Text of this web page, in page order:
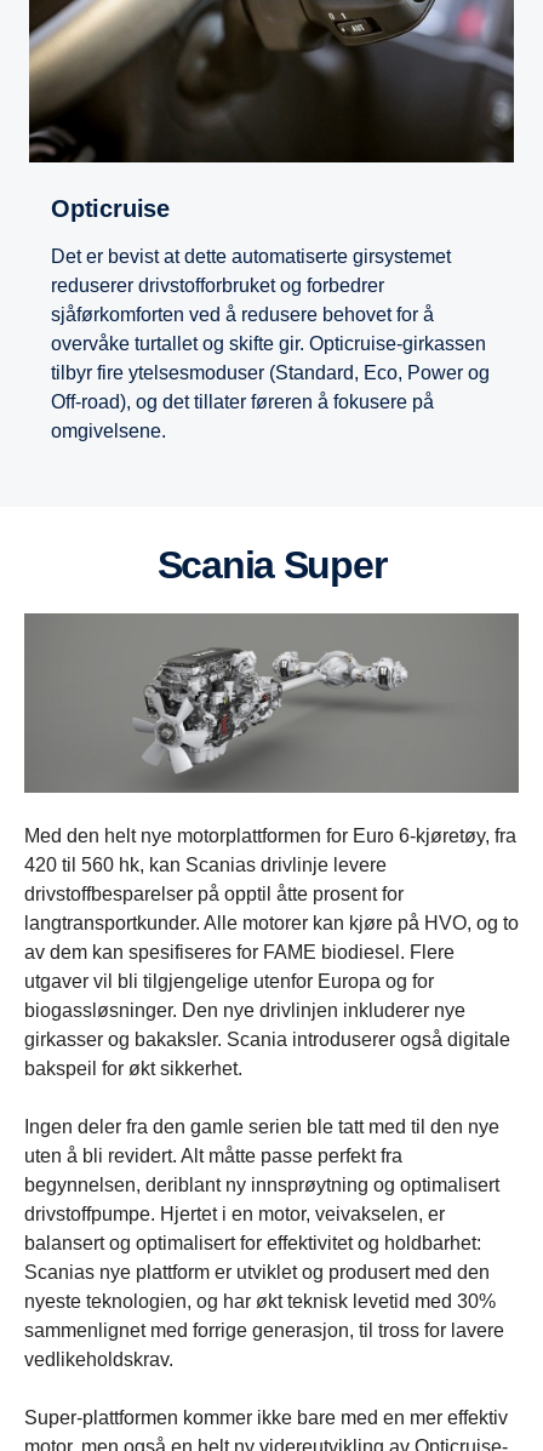
Opticruise
Det er bevist at dette automatiserte girsystemet
reduserer drivstofforbruket og forbedrer
sjåførkomforten ved å redusere behovet for å
overvåke turtallet og skifte gir. Opticruise-girkassen
tilbyr fire ytelsesmoduser (Standard, Eco, Power og
Off-road), og det tillater føreren å fokusere på
omgivelsene.
Scania Super
Med den helt nye motorplattformen for Euro 6-kjøretøy, fra
420 til 560 hk, kan Scanias drivlinje levere
drivstoffbesparelser på opptil åtte prosent for
langtransportkunder. Alle motorer kan kjøre på HVO, og to
av dem kan spesifiseres for FAME biodiesel. Flere
utgaver vil bli tilgjengelige utenfor Europa og for
biogassløsninger. Den nye drivlinjen inkluderer nye
girkasser og bakaksler. Scania introduserer også digitale
bakspeil for økt sikkerhet.
Ingen deler fra den gamle serien ble tatt med til den nye
uten å bli revidert. Alt måtte passe perfekt fra
begynnelsen, deriblant ny innsprøytning og optimalisert
drivstoffpumpe. Hjertet i en motor, veivakselen, er
balansert og optimalisert for effektivitet og holdbarhet:
Scanias nye plattform er utviklet og produsert med den
nyeste teknologien, og har økt teknisk levetid med 30%
sammenlignet med forrige generasjon, til tross for lavere
vedlikeholdskrav.
Super-plattformen kommer ikke bare med en mer effektiv
motor, men også en helt ny videreutvikling av Opticruise-